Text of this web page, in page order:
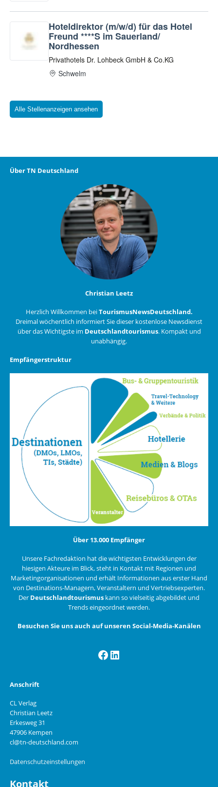
Alle Stellenanzeigen ansehen
Über TN Deutschland
Christian Leetz
Herzlich Willkommen beiTourismusNewsDeutschland.
Dreimal wöchentlich informiert Sie dieser kostenlose Newsdienst
über das Wichtigste im Deutschlandtourismus. Kompakt und
unabhängig.
Empfängerstruktur
Über 13.000 Empfänger
Unsere Fachredaktion hat die wichtigsten Entwicklungen der
hiesigen Akteure im Blick, steht in Kontakt mit Regionen und
Marketingorganisationen und erhält Informationen aus erster Hand
von Destinations-Managern, Veranstaltern und Vertriebsexperten.
Der Deutschlandtourismus kann so vielseitig abgebildet und
Trends eingeordnet werden.
Besuchen Sie uns auch auf unseren Social-Media-Kanälen
Facebook
LinkedIn
Anschrift
CL Verlag
Christian Leetz
Erkesweg 31
47906 Kempen
cl@tn-deutschland.com
Datenschutzeinstellungen
Kontakt